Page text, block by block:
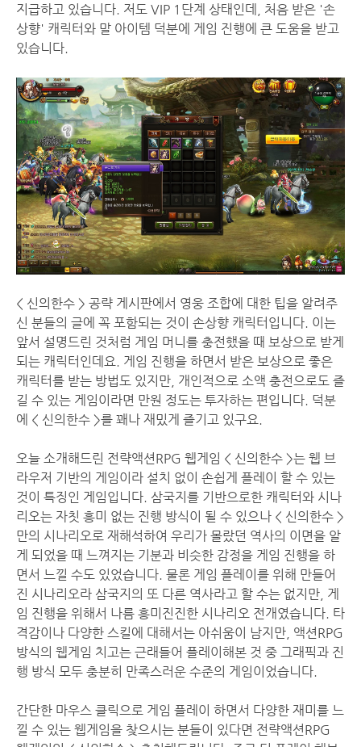
지급하고 있습니다. 저도 VIP 1단계 상태인데, 처음 받은 '손
상향' 캐릭터와 말 아이템 덕분에 게임 진행에 큰 도움을 받고
있습니다.
< 신의한수 > 공략 게시판에서 영웅 조합에 대한 팁을 알려주
신 분들의 글에 꼭 포함되는 것이 손상향 캐릭터입니다. 이는
앞서 설명드린 것처럼 게임 머니를 충전했을 때 보상으로 받게
되는 캐릭터인데요. 게임 진행을 하면서 받은 보상으로 좋은
캐릭터를 받는 방법도 있지만, 개인적으로 소액 충전으로도 즐
길 수 있는 게임이라면 만원 정도는 투자하는 편입니다. 덕분
에 < 신의한수 >를 꽤나 재밌게 즐기고 있구요.
오늘 소개해드린 전략액션RPG 웹게임 < 신의한수 >는 웹 브
라우저 기반의 게임이라 설치 없이 손쉽게 플레이 할 수 있는
것이 특징인 게임입니다. 삼국지를 기반으로한 캐릭터와 시나
리오는 자칫 흥미 없는 진행 방식이 될 수 있으나 < 신의한수 >
만의 시나리오로 재해석하여 우리가 몰랐던 역사의 이면을 알
게 되었을 때 느껴지는 기분과 비슷한 감정을 게임 진행을 하
면서 느낄 수도 있었습니다. 물론 게임 플레이를 위해 만들어
진 시나리오라 삼국지의 또 다른 역사라고 할 수는 없지만, 게
임 진행을 위해서 나름 흥미진진한 시나리오 전개였습니다. 타
격감이나 다양한 스킬에 대해서는 아쉬움이 남지만, 액션RPG
방식의 웹게임 치고는 근래들어 플레이해본 것 중 그래픽과 진
행 방식 모두 충분히 만족스러운 수준의 게임이었습니다.
간단한 마우스 클릭으로 게임 플레이 하면서 다양한 재미를 느
낄 수 있는 웹게임을 찾으시는 분들이 있다면 전략액션RPG